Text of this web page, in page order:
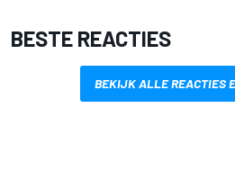
BESTE REACTIES
BEKIJK ALLE REACTIES